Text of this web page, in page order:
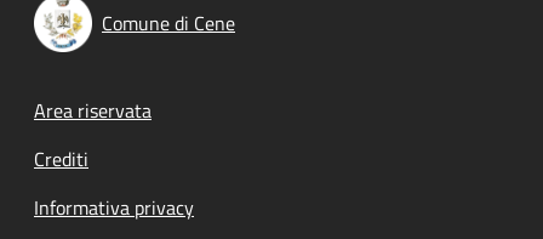
Comune di Cene
Footer menu
Area riservata
Crediti
Informativa privacy